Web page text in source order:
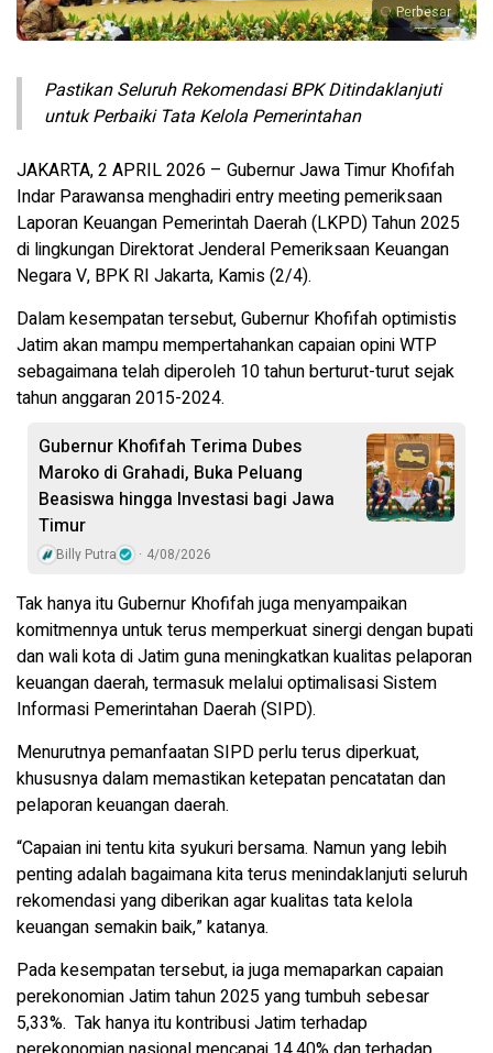
Perbesar
Pastikan Seluruh Rekomendasi BPK Ditindaklanjuti
untuk Perbaiki Tata Kelola Pemerintahan
JAKARTA, 2 APRIL 2026 – Gubernur Jawa Timur Khofifah
Indar Parawansa menghadiri entry meeting pemeriksaan
Laporan Keuangan Pemerintah Daerah (LKPD) Tahun 2025
di lingkungan Direktorat Jenderal Pemeriksaan Keuangan
Negara V, BPK RI Jakarta, Kamis (2/4).
Dalam kesempatan tersebut, Gubernur Khofifah optimistis
Jatim akan mampu mempertahankan capaian opini WTP
sebagaimana telah diperoleh 10 tahun berturut-turut sejak
tahun anggaran 2015-2024.
Gubernur Khofifah Terima Dubes
Maroko di Grahadi, Buka Peluang
Beasiswa hingga Investasi bagi Jawa
Timur
Billy Putra 4/08/2026
Tak hanya itu Gubernur Khofifah juga menyampaikan
komitmennya untuk terus memperkuat sinergi dengan bupati
dan wali kota di Jatim guna meningkatkan kualitas pelaporan
keuangan daerah, termasuk melalui optimalisasi Sistem
Informasi Pemerintahan Daerah (SIPD).
Menurutnya pemanfaatan SIPD perlu terus diperkuat,
khususnya dalam memastikan ketepatan pencatatan dan
pelaporan keuangan daerah.
“Capaian ini tentu kita syukuri bersama. Namun yang lebih
penting adalah bagaimana kita terus menindaklanjuti seluruh
rekomendasi yang diberikan agar kualitas tata kelola
keuangan semakin baik,” katanya.
Pada kesempatan tersebut, ia juga memaparkan capaian
perekonomian Jatim tahun 2025 yang tumbuh sebesar
5,33%. Tak hanya itu kontribusi Jatim terhadap